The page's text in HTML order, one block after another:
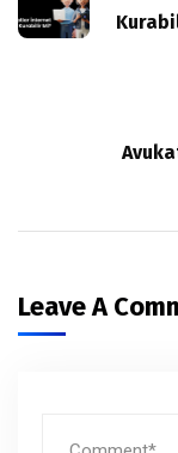
Leave A